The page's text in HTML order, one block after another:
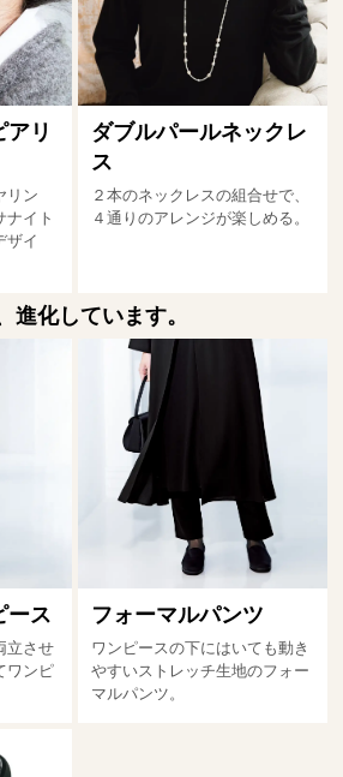
アリ
リン
ナイト
ザイ
ダブルパールネックレ
ス
２本のネックレスの組合せで、
４通りのアレンジが楽しめる。
化しています。
ース
立させ
ワンピ
フォーマルパンツ
ワンピースの下にはいても動き
やすいストレッチ生地のフォー
マルパンツ。